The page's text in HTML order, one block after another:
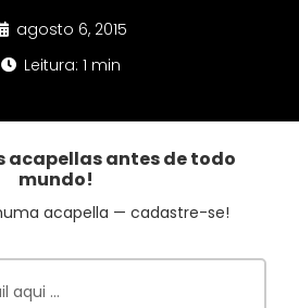
agosto 6, 2015
Leitura: 1 min
acapellas antes de todo
mundo!
acapella — cadastre-se!